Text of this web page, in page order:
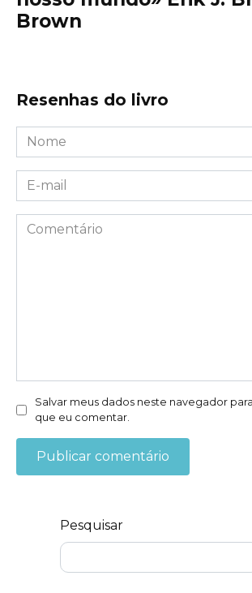
Brown
Resenhas do livro
Nome
*
E-
mail
*Comentário
Salvar meus dados neste navegador
que eu comentar.
Pesquisar